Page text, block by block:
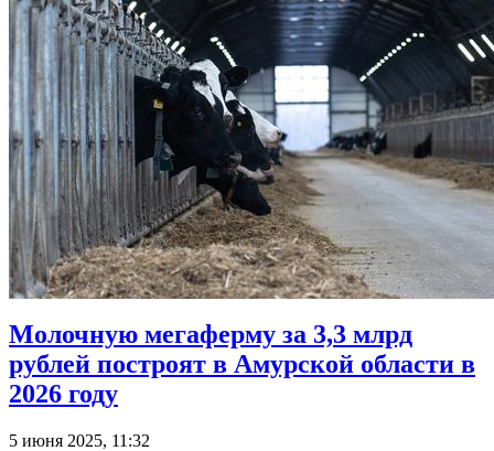
Молочную мегаферму за 3,3 млрд
рублей построят в Амурской области в
2026 году
5 июня 2025, 11:32